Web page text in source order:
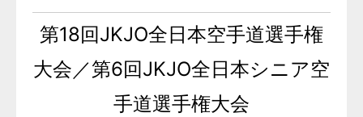
第18回JKJO全日本空手道選手権
大会／第6回JKJO全日本シニア空
手道選手権大会